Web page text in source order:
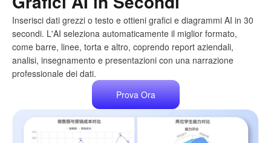
Inserisci dati grezzi o testo e ottieni grafici e diagrammi AI in 30
secondi. L'AI seleziona automaticamente il miglior formato,
come barre, linee, torta e altro, coprendo report aziendali,
analisi, insegnamento e presentazioni con una narrazione
professionale dei dati.
Prova Ora